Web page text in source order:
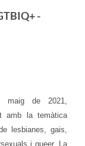
-
maig de 2021,
amb la temàtica
lesbianes, gais,
i queer. La